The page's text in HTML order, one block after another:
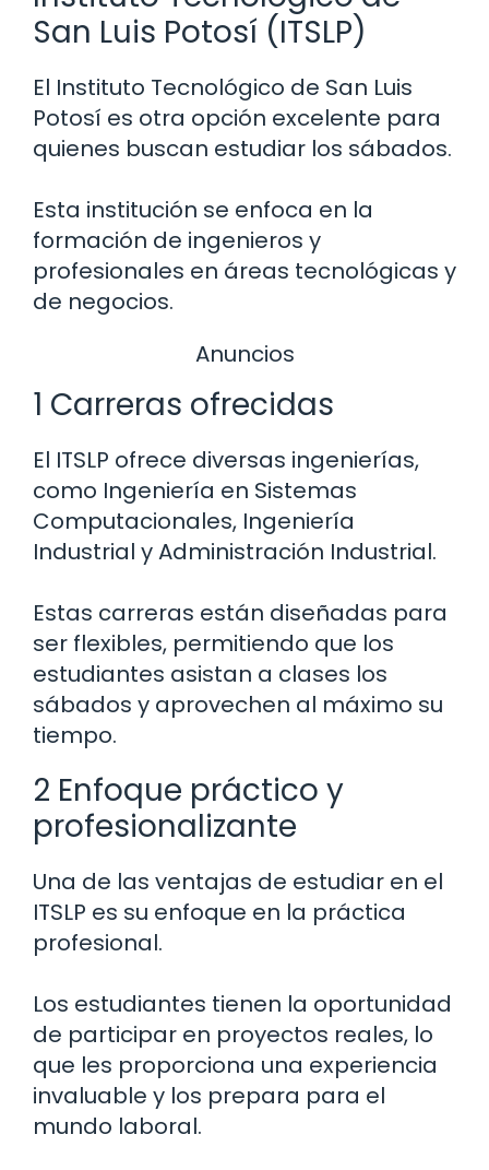
San Luis Potosí (ITSLP)
El Instituto Tecnológico de San Luis
Potosí es otra opción excelente para
quienes buscan estudiar los sábados.
Esta institución se enfoca en la
formación de ingenieros y
profesionales en áreas tecnológicas y
de negocios.
Anuncios
1 Carreras ofrecidas
El ITSLP ofrece diversas ingenierías,
como Ingeniería en Sistemas
Computacionales, Ingeniería
Industrial y Administración Industrial.
Estas carreras están diseñadas para
ser flexibles, permitiendo que los
estudiantes asistan a clases los
sábados y aprovechen al máximo su
tiempo.
2 Enfoque práctico y
profesionalizante
Una de las ventajas de estudiar en el
ITSLP es su enfoque en la práctica
profesional.
Los estudiantes tienen la oportunidad
de participar en proyectos reales, lo
que les proporciona una experiencia
invaluable y los prepara para el
mundo laboral.